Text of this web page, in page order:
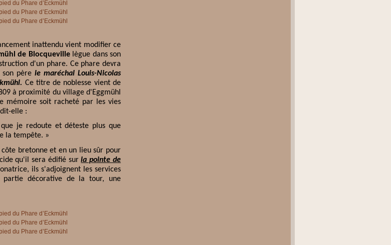
inattendu vient modifier ce
de Blocquevillelègue dans son
d'un phare. Ce phare devra
son pèrele maréchal Louis-Nicolas
Ce titre de noblesse vient de
à proximité du village d'Eggmühl
mémoire soit racheté par les vies
elle :
je redoute et déteste plus que
la tempête. »
bretonne et en un lieu sûr pour
qu'il sera édifié surla pointe de
ils s'adjoignent les services
décorative de la tour, une